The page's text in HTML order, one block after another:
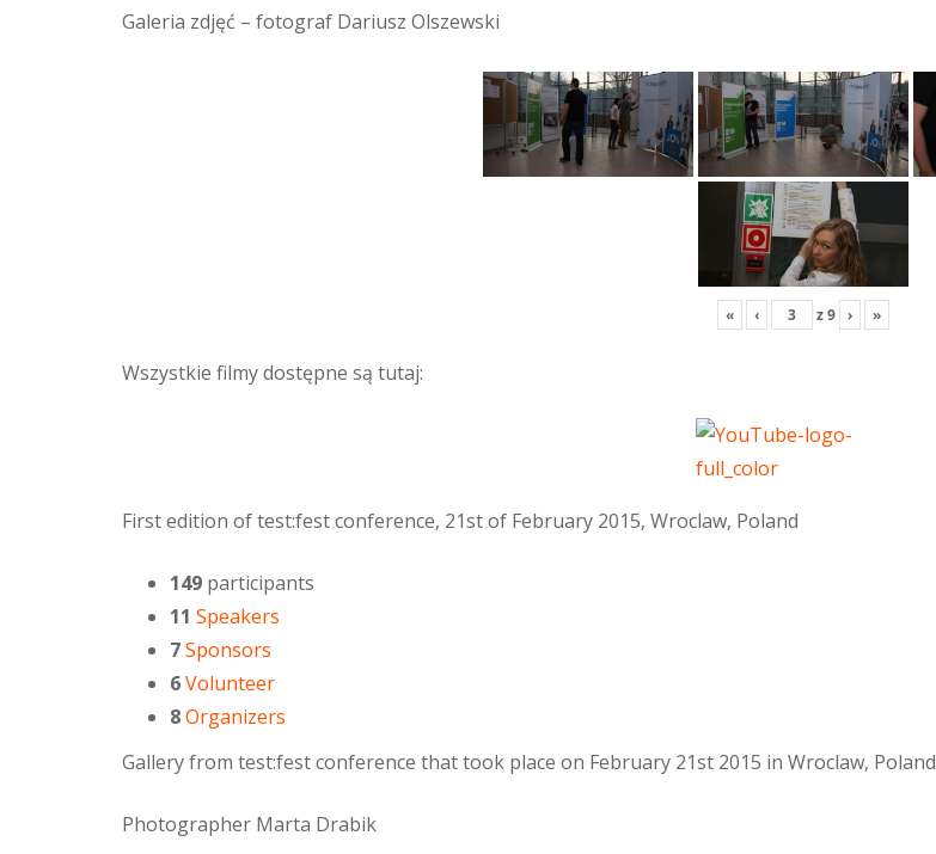
Galeria zdjęć – fotograf Dariusz Olszewski
« ‹ z9 › »
Wszystkie filmy dostępne są tutaj:
First edition of test:fest conference, 21st of February 2015, Wroclaw, Poland
149 participants
11 Speakers
7Sponsors
6Volunteer
8Organizers
Gallery from test:fest conference that took place on February 21st 2015 in Wroclaw, Poland
Photographer Marta Drabik